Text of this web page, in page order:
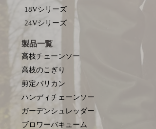
18Vシリーズ
​24Vシリーズ
製品一覧
高枝チェーンソー
高枝のこぎり
剪定バリカン
ハンディチェーンソー
ガーデンシュレッダー
ブロワーバキューム